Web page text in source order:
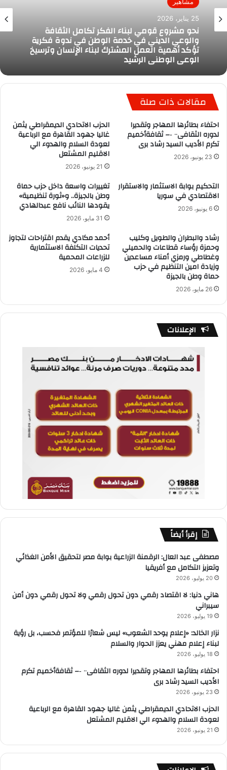
مشاهير
25 يناير، 2026
نحو مشروع قومي لبناء الفكر تكامل الثقافة
والوعي الديني في خدمة الوطن في ندوة فكرية
تؤكد أهمية العمل المشترك لبناء الإنسان وترسيخ
الوعي الوطني الرشيد
مقالات ذات صلة
احتفاء بطائرها المهاجر وتقديرا
لدوره الثقافى٠٠ ‐– ثقافةأخميم
تكرم الأديب السيد رشاد برى
23 يونيو، 2026
الحزب الاتحادي الديمقراطي يثمن
غاليا جهود القاهرة مع الرباعية
لعودة السلام والهدوء الي
الاقليم المشتعل
21 يونيو، 2026
التحكيم بوابة الاستثمار والاستقرار
الاقتصادي في سوريا
6 يونيو، 2026
تغييرات واسعة داخل حزب حماة
وطن بالجيزة.. و«ثورة تنظيمية»
يقودها النائب نافع عبدالهادي
31 مايو، 2026
رشاد والبطران والطويل وكليب
وحمزة رؤساء قطاعات والحميلي
وغطاطي ورمزي أمناء مساعدين
وزيادة امين التنظيم في حزب
حماة وطن بالجيزة
26 مايو، 2026
أحمد مكادي يقدم اقتراحات لتجاوز
تحديات التكلفة الاستثمارية
للزراعات المحمية
4 مايو، 2026
الإعلانات
إقرأ أيضاً
مصطفى عبد العال: الرقمنة الزراعية بوابة مصر لتحقيق الأمن الغذائي
وتعزيز التكامل مع أفريقيا
20 يوليو، 2026
هاني دنيا: لا اقتصاد رقمي دون تحول رقمي ولا تحول رقمي دون أمن
سيبراني
19 يوليو، 2026
نزار الخالد: «إعلام يوحد الشعوب» ليس شعارًا للمؤتمر فحسب، بل رؤية
لبناء إعلام مهني يعزز الحوار والسلام
18 يوليو، 2026
احتفاء بطائرها المهاجر وتقديرا لدوره الثقافى٠٠ ‐– ثقافةأخميم تكرم
الأديب السيد رشاد برى
23 يونيو، 2026
الحزب الاتحادي الديمقراطي يثمن غاليا جهود القاهرة مع الرباعية
لعودة السلام والهدوء الي الاقليم المشتعل
21 يونيو، 2026